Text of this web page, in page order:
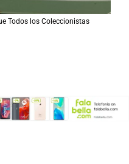
Todos los Coleccionistas